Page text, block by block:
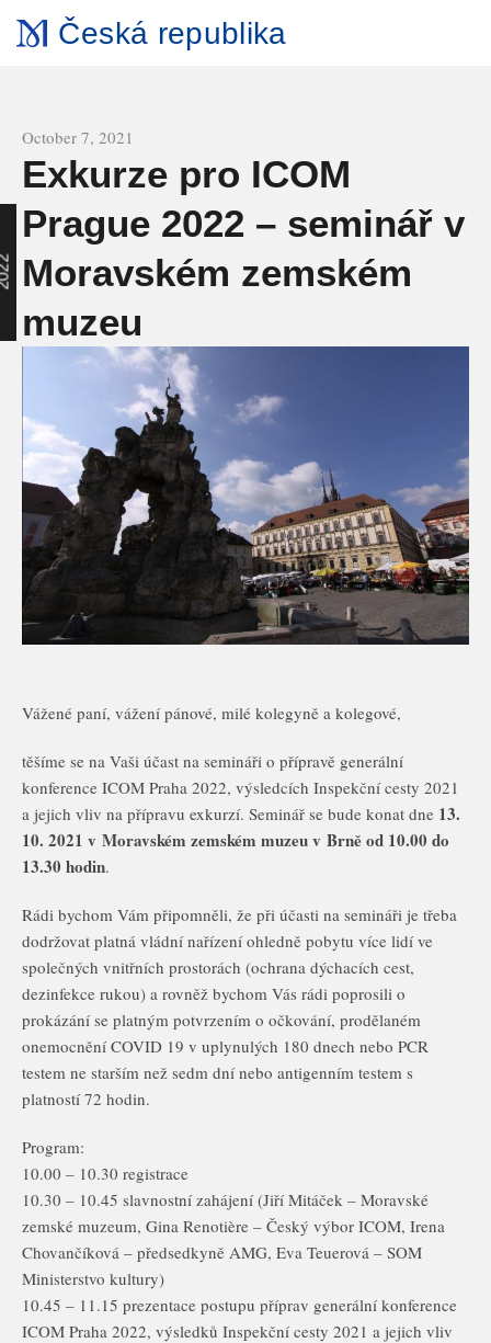
Česká republika
October 7, 2021
Exkurze pro ICOM
Prague 2022 – seminář v
Moravském zemském
muzeu
Vážené paní, vážení pánové, milé kolegyně a kolegové,
těšíme se na Vaši účast na semináři o přípravě generální
konference ICOM Praha 2022, výsledcích Inspekční cesty 2021
a jejich vliv na přípravu exkurzí. Seminář se bude konat dne 13.
10. 2021 v Moravském zemském muzeu v Brně od 10.00 do
13.30 hodin.
Rádi bychom Vám připomněli, že při účasti na semináři je třeba
dodržovat platná vládní nařízení ohledně pobytu více lidí ve
společných vnitřních prostorách (ochrana dýchacích cest,
dezinfekce rukou) a rovněž bychom Vás rádi poprosili o
prokázání se platným potvrzením o očkování, prodělaném
onemocnění COVID 19 v uplynulých 180 dnech nebo PCR
testem ne starším než sedm dní nebo antigenním testem s
platností 72 hodin.
Program:
10.00 – 10.30 registrace
10.30 – 10.45 slavnostní zahájení (Jiří Mitáček – Moravské
zemské muzeum, Gina Renotière – Český výbor ICOM, Irena
Chovančíková – předsedkyně AMG, Eva Teuerová – SOM
Ministerstvo kultury)
10.45 – 11.15 prezentace postupu příprav generální konference
ICOM Praha 2022, výsledků Inspekční cesty 2021 a jejich vliv